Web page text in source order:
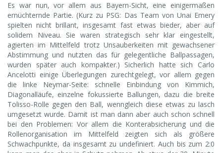
Es war nun, vor allem aus Bayern-Sicht, eine einigermaßen
ernüchternde Partie. (Kurz zu PSG: Das Team von Unai Emery
spielten nicht brillant, insgesamt fast etwas bieder, aber auf
solidem Niveau. Sie waren strategisch sehr klar eingestellt,
agierten im Mittelfeld trotz Unsauberkeiten mit gewachsener
Abstimmung und nutzten das für gelegentliche Ballpassagen,
wurden später auch kompakter.) Sicherlich hatte sich Carlo
Ancelotti einige Überlegungen zurechtgelegt, vor allem gegen
die linke Neymar-Seite: schnelle Einbindung von Kimmich,
Diagonalläufe, einzelne fokussierte Ballungen, dazu die breite
Tolisso-Rolle gegen den Ball, wenngleich diese etwas zu lasch
umgesetzt wurde. Damit ist man dann aber auch schon schnell
bei den Problemen: Vor allem die Konterabsicherung und die
Rollenorganisation im Mittelfeld zeigten sich als größere
Schwachpunkte, da insgesamt zu undefiniert. Auch bis zum 2:0